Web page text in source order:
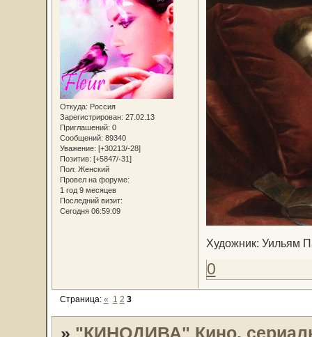
Откуда: Россия
Зарегистрирован: 27.02.13
Приглашений: 0
Сообщений: 89340
Уважение: [+30213/-28]
Позитив: [+5847/-31]
Пол: Женский
Провел на форуме:
1 год 9 месяцев
Последний визит:
Сегодня 06:59:09
Художник: Уильям
0
Страница: « 1 2 3
» "КИНОДИВА" Кино,